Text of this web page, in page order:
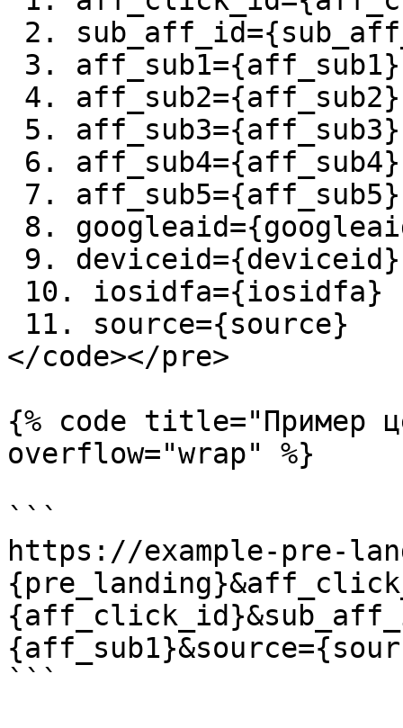
</code></pre>
{% code title="Пример
overflow="wrap" %}
```
https://example-pre-
```